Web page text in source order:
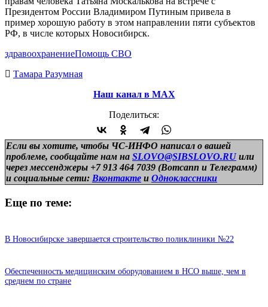
Президентом России Владимиром Путиным привела в
пример хорошую работу в этом направлении пяти субъектов
РФ, в числе которых Новосибирск.
здравоохранениеПомощь СВО
Тамара Разумная
Наш канал в МАХ
Поделиться:
Если вы хотите, чтобы ЧС-ИНФО написал о вашей
проблеме, сообщайте нам на SLOVO@SIBSLOVO.RU или
через мессенджеры +7 913 464 7039 (Вотсапп и Телеграмм)
и социальные сети: Вконтакте и Одноклассники
Еще по теме:
В Новосибирске завершается строительство поликлиники №22
Обеспеченность медицинским оборудованием в НСО выше, чем в
среднем по стране